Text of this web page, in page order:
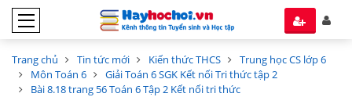
Trang chủ Tin tức mới Kiến thức THCS
Trung học CS lớp 6
Môn Toán 6
Giải Toán 6 SGK Kết nối Tri thức tập 2
Bài 8.18 trang 56 Toán 6 Tập 2 Kết nối tri thức